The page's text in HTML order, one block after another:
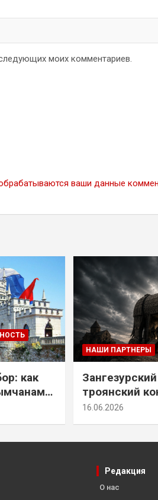
моих комментариев.
ваши данные
как
решение
НАШИ ПАРТНЕРЫ
троянский
самом деле
16.06.2026
Редакция
О нас